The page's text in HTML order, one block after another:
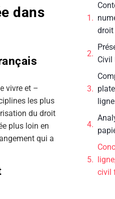
dans
vivre et –
les plus
du droit
plus loin en
qui a
Civil
ligne
civil